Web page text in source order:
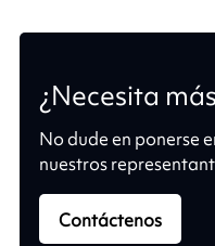
¿Necesita
No dude en ponerse
nuestros
Contáctenos